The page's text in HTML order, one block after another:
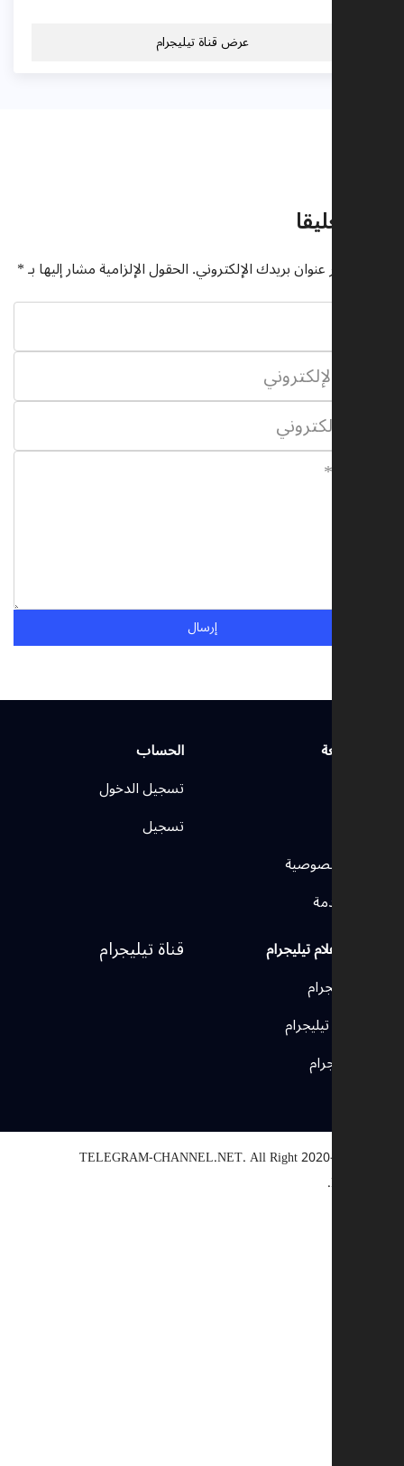
عرض قناة تيليجرام
اترك تعليقا
لن يتم نشر عنوان بريدك الإلكتروني.الحقول الإلزامية مشار إليها بـ*
إرسال
روابط سريعة
سياسة الخصوصية
شروط الخدمة
الحساب
تسجيل الدخول
تسجيل
وسائل الإعلام تيليجرام
قنوات تيليجرام
مجموعات تيليجرام
بوتات تيليجرام
قناة تيليجرام
TELEGRAM-CHANNEL.NET.All Right